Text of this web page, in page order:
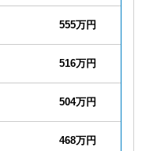
555万円
516万円
504万円
468万円